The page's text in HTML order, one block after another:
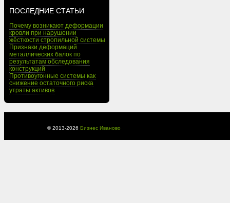
ПОСЛЕДНИЕ СТАТЬИ
Почему возникают деформации
кровли при нарушении
жёсткости стропильной системы
Признаки деформаций
металлических балок по
результатам обследования
конструкций
Противоугонные системы как
снижение остаточного риска
утраты активов
© 2013-2026 Бизнес Иваново